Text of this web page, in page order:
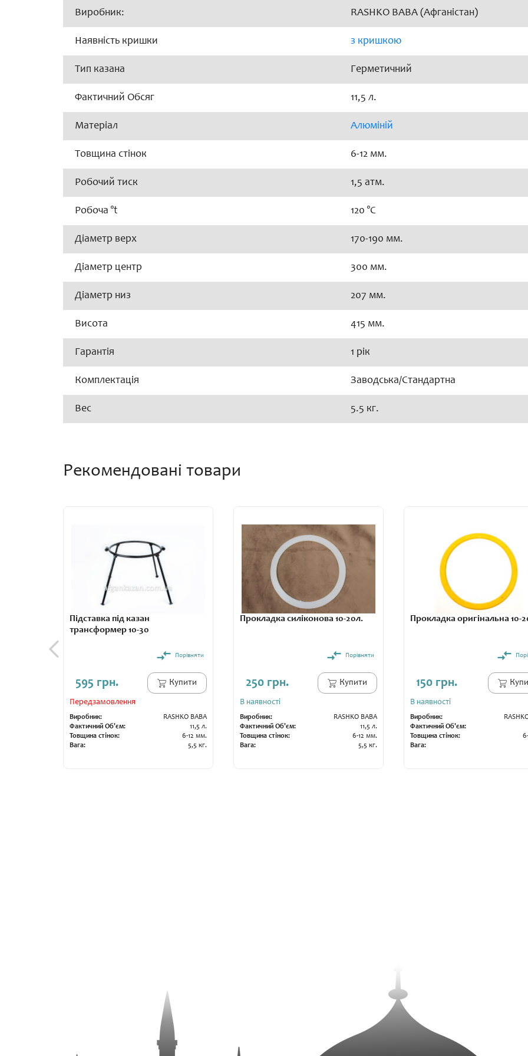
Виробник: RASHKO BABA (Афганістан)
Наявність кришки з кришкою
Тип казана Герметичний
Фактичний Обсяг 11,5 л.
Матеріал Алюміній
Товщина стінок 6-12 мм.
Робочий тиск 1,5 атм.
Робоча °t 120 °C
Діаметр верх 170-190 мм.
Діаметр центр 300 мм.
Діаметр низ 207 мм.
Висота 415 мм.
Гарантія 1 рік
Комплектація Заводська/Стандартна
Вес 5.5 кг.
Рекомендовані товари
Підставка під казан
трансформер 10-30
Порівняти
595 грн. Купити
Передзамовлення
Виробник:
RASHKO BABA
Фактичний Об'єм:
11,5 л.
Товщина стінок:
6-12 мм.
Вага:
5,5 кг.
Прокладка силіконова 10-20л.
Порівняти
250 грн. Купити
В наявності
Виробник:
RASHKO BABA
Фактичний Об'єм:
11,5 л.
Товщина стінок:
6-12 мм.
Вага:
5,5 кг.
Прокладка оригінальна 10-
150 грн.
В наявності
Виробник:
Фактичний Об'єм:
Товщина стінок:
Вага: